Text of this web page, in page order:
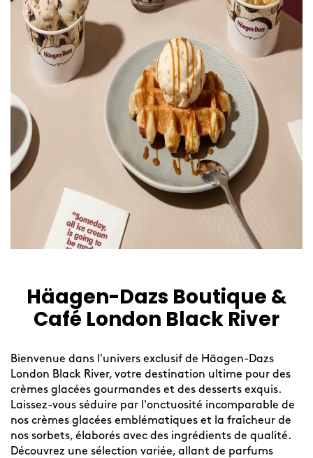
Häagen-Dazs Boutique &
Café London Black River
Bienvenue dans l'univers exclusif de Häagen-Dazs
London Black River, votre destination ultime pour des
crèmes glacées gourmandes et des desserts exquis.
Laissez-vous séduire par l'onctuosité incomparable de
nos crèmes glacées emblématiques et la fraîcheur de
nos sorbets, élaborés avec des ingrédients de qualité.
Découvrez une sélection variée, allant de parfums